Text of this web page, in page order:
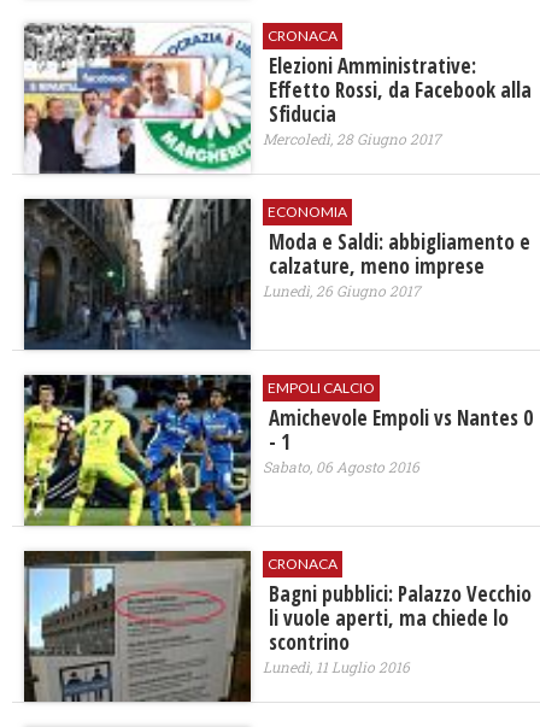
CRONACA
Elezioni Amministrative:
Effetto Rossi, da Facebook alla
Sfiducia
Mercoledì, 28 Giugno 2017
ECONOMIA
Moda e Saldi: abbigliamento e
calzature, meno imprese
Lunedì, 26 Giugno 2017
EMPOLI CALCIO
Amichevole Empoli vs Nantes 0
- 1
Sabato, 06 Agosto 2016
CRONACA
Bagni pubblici: Palazzo Vecchio
li vuole aperti, ma chiede lo
scontrino
Lunedì, 11 Luglio 2016